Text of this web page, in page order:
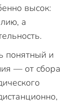
высок:
а
понятный и
— от сбора